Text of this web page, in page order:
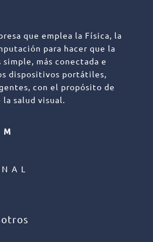
que emplea la Física, la
para hacer que la
simple, más conectada e
dispositivos portátiles,
con el propósito de
la salud visual.